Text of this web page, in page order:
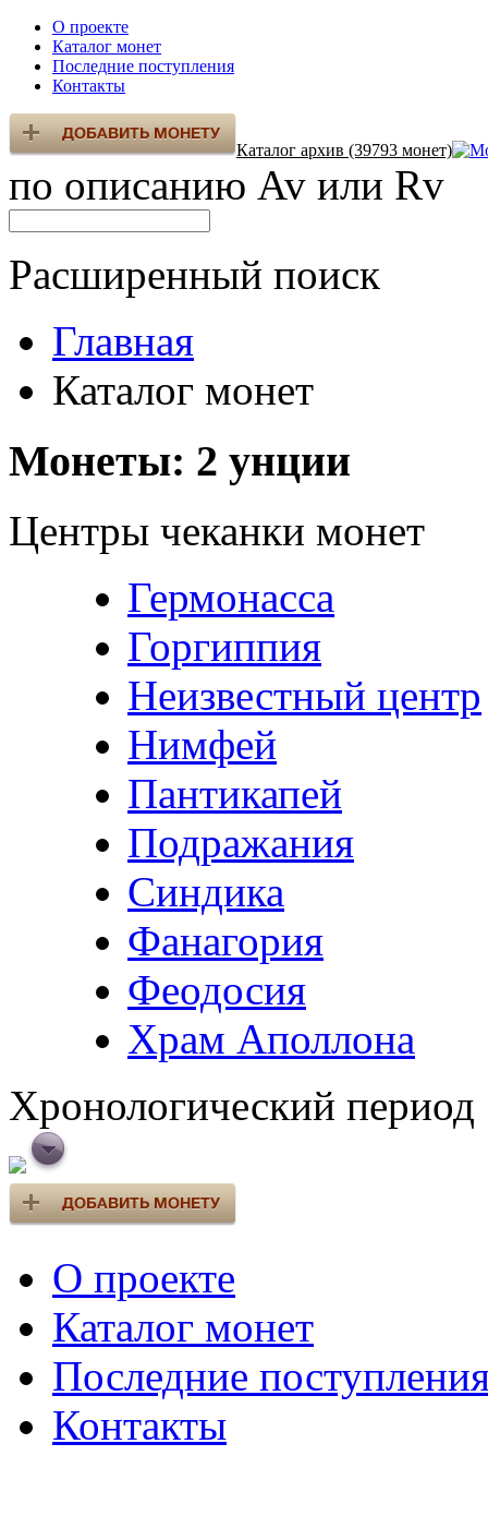
О проекте
Каталог монет
Последние поступления
Контакты
Каталог архив (39793 монет)
по описанию Av или Rv
Расширенный поиск
Главная
Каталог монет
Монеты: 2 унции
Центры чеканки монет
Гермонасса
Горгиппия
Неизвестный центр
Нимфей
Пантикапей
Подражания
Синдика
Фанагория
Феодосия
Храм Аполлона
Хронологический период
О проекте
Каталог монет
Последние
Контакты